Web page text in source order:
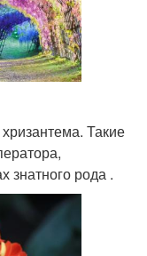
Такие
знатного рода .